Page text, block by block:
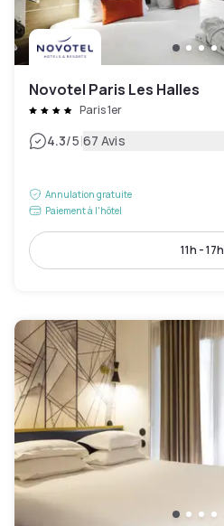
Novotel Paris Les Halles
Paris 1er
4.3/5|67 Avis
Annulation gratuite
Paiement à l'hôtel
11h - 17h